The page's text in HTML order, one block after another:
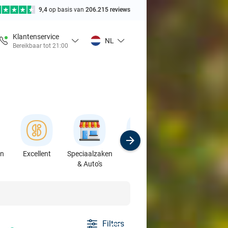
9,4 op basis van 206.215 reviews
Klantenservice
Bereikbaar tot 21:00
NL
Excellent
Speciaalzaken
& Auto's
Sport
Filters